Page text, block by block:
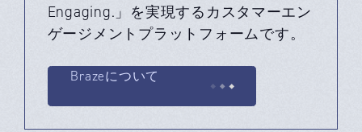
Engaging.」を実現するカスタマーエン
ゲージメントプラットフォームです。
Brazeについて